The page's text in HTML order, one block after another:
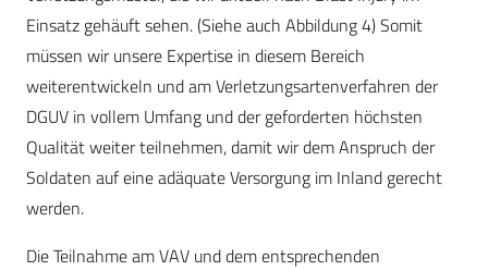
Einsatz gehäuft sehen. (Siehe auch Abbildung 4) Somit
müssen wir unsere Expertise in diesem Bereich
weiterentwickeln und am Verletzungsartenverfahren der
DGUV in vollem Umfang und der geforderten höchsten
Qualität weiter teilnehmen, damit wir dem Anspruch der
Soldaten auf eine adäquate Versorgung im Inland gerecht
werden.
Die Teilnahme am VAV und dem entsprechenden